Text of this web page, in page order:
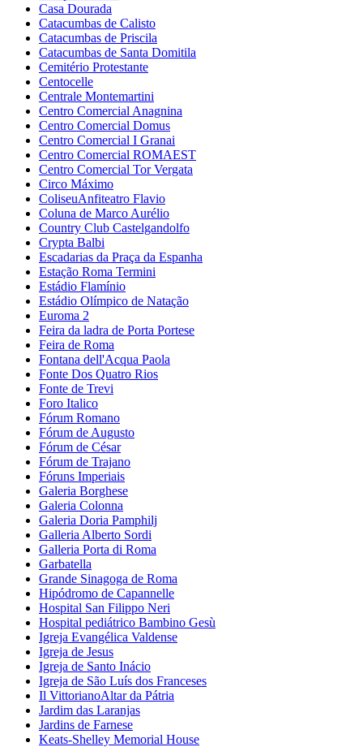
Casa Dourada
Catacumbas de Calisto
Catacumbas de Priscila
Catacumbas de Santa Domitila
Cemitério Protestante
Centocelle
Centrale Montemartini
Centro Comercial Anagnina
Centro Comercial Domus
Centro Comercial I Granai
Centro Comercial ROMAEST
Centro Comercial Tor Vergata
Circo Máximo
ColiseuAnfiteatro Flavio
Coluna de Marco Aurélio
Country Club Castelgandolfo
Crypta Balbi
Escadarias da Praça da Espanha
Estação Roma Termini
Estádio Flamínio
Estádio Olímpico de Natação
Euroma 2
Feira da ladra de Porta Portese
Feira de Roma
Fontana dell'Acqua Paola
Fonte Dos Quatro Rios
Fonte de Trevi
Foro Italico
Fórum Romano
Fórum de Augusto
Fórum de César
Fórum de Trajano
Fóruns Imperiais
Galeria Borghese
Galeria Colonna
Galeria Doria Pamphilj
Galleria Alberto Sordi
Galleria Porta di Roma
Garbatella
Grande Sinagoga de Roma
Hipódromo de Capannelle
Hospital San Filippo Neri
Hospital pediátrico Bambino Gesù
Igreja Evangélica Valdense
Igreja de Jesus
Igreja de Santo Inácio
Igreja de São Luís dos Franceses
Il VittorianoAltar da Pátria
Jardim das Laranjas
Jardins de Farnese
Keats-Shelley Memorial House